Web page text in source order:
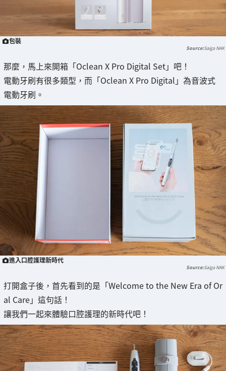
包裝
Saiga NAK
那麼，馬上來開箱「Oclean X Pro Digital Set」吧！
電動牙刷有很多類型，而「Oclean X Pro Digital」為音波式
電動牙刷。
進入口腔護理新時代
Saiga NAK
打開盒子後，首先看到的是「Welcome to the New Era of Or
al Care」這句話！
讓我們一起來體驗口腔護理的新時代吧！